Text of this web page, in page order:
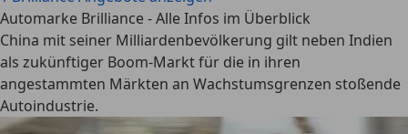
Automarke Brilliance - Alle Infos im Überblick
China mit seiner Milliardenbevölkerung gilt neben Indien
als zukünftiger Boom-Markt für die in ihren
angestammten Märkten an Wachstumsgrenzen stoßende
Autoindustrie.